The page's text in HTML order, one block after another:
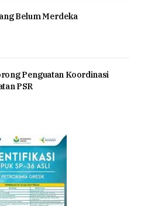
Belum Merdeka
Penguatan Koordinasi
PSR